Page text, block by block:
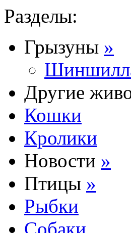
Разделы:
Грызуны »
Другие
Кошки
Кролики
Новости »
Птицы »
Рыбки